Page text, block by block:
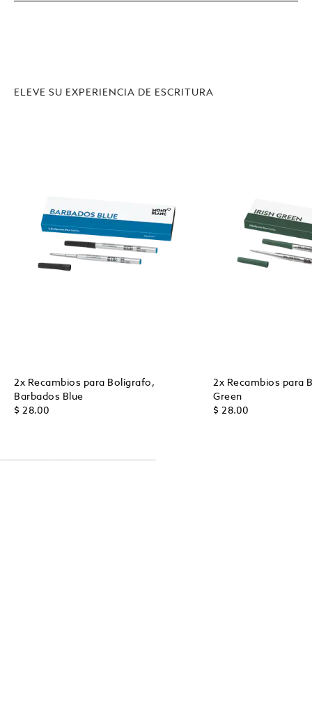
ELEVE SU EXPERIENCIA DE ESCRITURA
2x Recambios para Bolígrafo,
Barbados Blue
$ 28.00
2x Recambios para
Green
$ 28.00